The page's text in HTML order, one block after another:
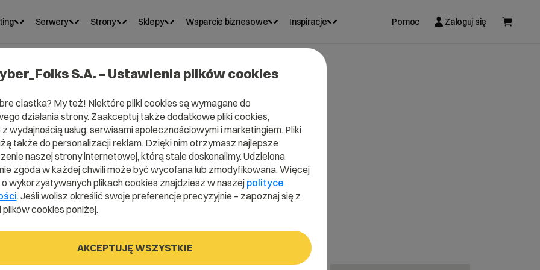
Serwery Strony Sklepy Wsparcie biznesowe Inspiracje Pomoc Zaloguj się
Klienta dodatkowemu użytkownikowi?
do Panelu
S.A. – Ustawienia plików cookies
ciastka? My też! Niektóre pliki cookies są wymagane do
działania strony. Zaakceptuj także dodatkowe pliki cookies,
wydajnością usług, serwisami społecznościowymi i marketingiem. Pliki
także do personalizacji reklam. Dzięki nim otrzymasz najlepsze
naszej strony internetowej, którą stale doskonalimy. Udzielona
zgoda w każdej chwili może być wycofana lub zmodyfikowana. Więcej
wykorzystywanych plikach cookies znajdziesz w naszej polityce
. Jeśli wolisz określić swoje preferencje precyzyjnie – zapoznaj się z
cookies poniżej.
AKCEPTUJĘ WSZYSTKIE